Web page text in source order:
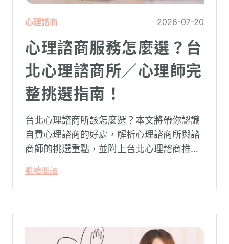
心理諮商 2026-07-20
心理諮商服務怎麼選？台
北心理諮商所／心理師完
整挑選指南！
台北心理諮商所該怎麼選？本文將帶你認識
自費心理諮商的好處，解析心理諮商所與諮
商師的挑選重點，並附上台北心理諮商推薦
理，陪你面對情緒困擾找回生活步調。
繼續閱讀